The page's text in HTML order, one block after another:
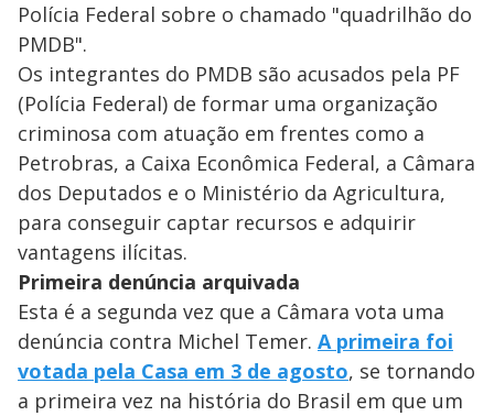
Polícia Federal sobre o chamado "quadrilhão do
PMDB".
Os integrantes do PMDB são acusados pela PF
(Polícia Federal) de formar uma organização
criminosa com atuação em frentes como a
Petrobras, a Caixa Econômica Federal, a Câmara
dos Deputados e o Ministério da Agricultura,
para conseguir captar recursos e adquirir
vantagens ilícitas.
Primeira denúncia arquivada
Esta é a segunda vez que a Câmara vota uma
denúncia contra Michel Temer. A primeira foi
votada pela Casa em 3 de agosto, se tornando
a primeira vez na história do Brasil em que um